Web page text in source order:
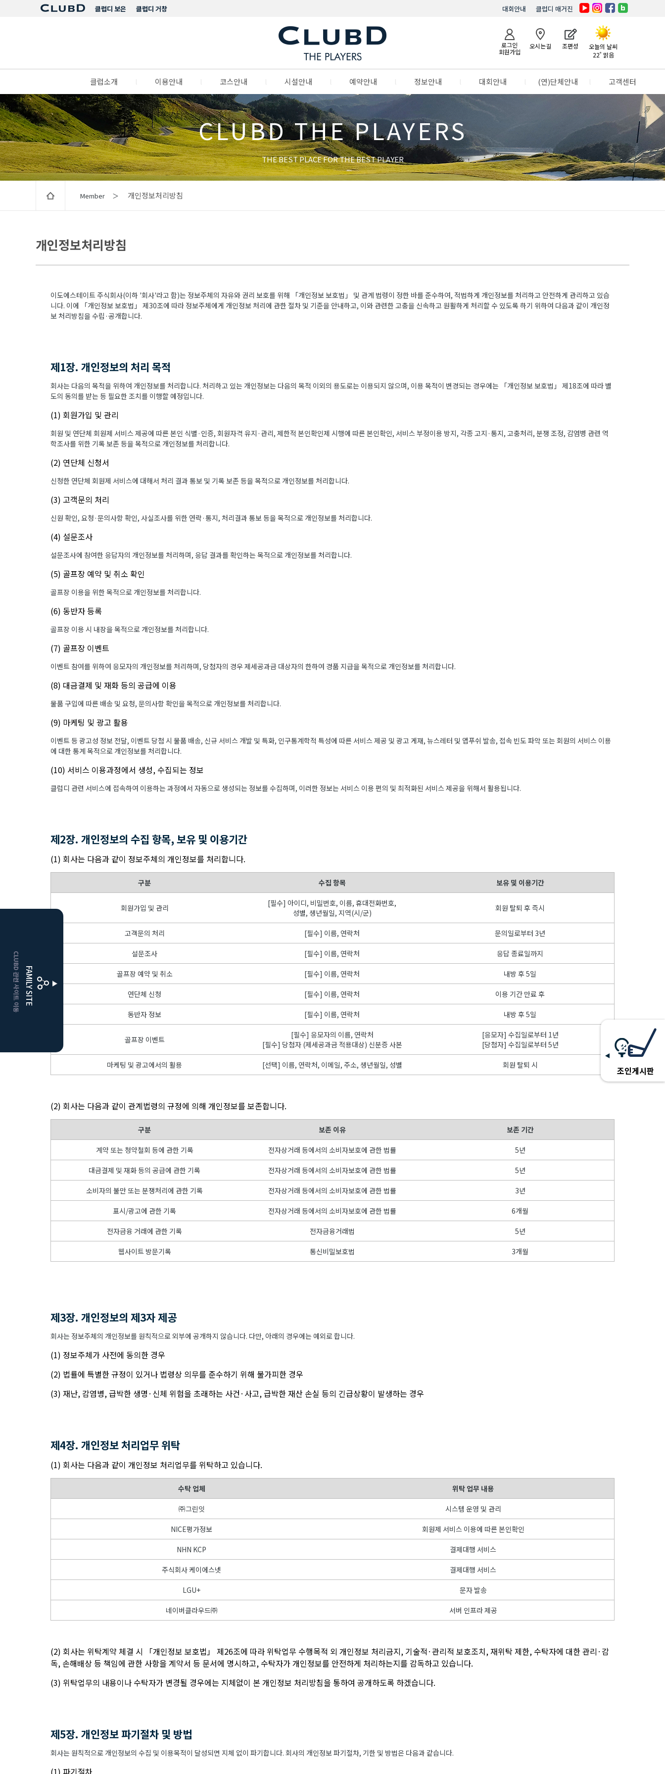
클럽디 거창
클럽디 보은 클럽디 매거진
대회안내
로그인
회원가입
오시는길 조편성
오늘의 날씨
22˚ 맑음
클럽소개 이용안내 코스안내 시설안내 예약안내 정보안내 대회안내 (연)단체안내 고객센터
CLUBD THE PLAYERS
THE BEST PLACE FOR THE BEST PLAYER
FAMILY SITE
CLUBD 관련 사이트 이동 클럽디보은
클럽디
조인게시판
Member ＞ 개인정보처리방침
개인정보처리방침
이도에스테이트 주식회사(이하 '회사'라고 함)는 정보주체의 자유와 권리 보호를 위해 「개인정보 보호법」 및 관계 법령이 정한 바를 준수하여, 적법하게 개인정보를 처리하고 안전하게 관리하고 있습
니다. 이에 「개인정보 보호법」 제30조에 따라 정보주체에게 개인정보 처리에 관한 절차 및 기준을 안내하고, 이와 관련한 고충을 신속하고 원활하게 처리할 수 있도록 하기 위하여 다음과 같이 개인정
보 처리방침을 수립·공개합니다.
제1장. 개인정보의 처리 목적
회사는 다음의 목적을 위하여 개인정보를 처리합니다. 처리하고 있는 개인정보는 다음의 목적 이외의 용도로는 이용되지 않으며, 이용 목적이 변경되는 경우에는 「개인정보 보호법」 제18조에 따라 별
도의 동의를 받는 등 필요한 조치를 이행할 예정입니다.
(1) 회원가입 및 관리
회원 및 연단체 회원제 서비스 제공에 따른 본인 식별·인증, 회원자격 유지·관리, 제한적 본인확인제 시행에 따른 본인확인, 서비스 부정이용 방지, 각종 고지·통지, 고충처리, 분쟁 조정, 감염병 관련 역
학조사를 위한 기록 보존 등을 목적으로 개인정보를 처리합니다.
(2) 연단체 신청서
신청한 연단체 회원제 서비스에 대해서 처리 결과 통보 및 기록 보존 등을 목적으로 개인정보를 처리합니다.
(3) 고객문의 처리
신원 확인, 요청·문의사항 확인, 사실조사를 위한 연락·통지, 처리결과 통보 등을 목적으로 개인정보를 처리합니다.
(4) 설문조사
설문조사에 참여한 응답자의 개인정보를 처리하며, 응답 결과를 확인하는 목적으로 개인정보를 처리합니다.
(5) 골프장 예약 및 취소 확인
골프장 이용을 위한 목적으로 개인정보를 처리합니다.
(6) 동반자 등록
골프장 이용 시 내장을 목적으로 개인정보를 처리합니다.
(7) 골프장 이벤트
이벤트 참여를 위하여 응모자의 개인정보를 처리하며, 당첨자의 경우 제세공과금 대상자의 한하여 경품 지급을 목적으로 개인정보를 처리합니다.
(8) 대금결제 및 재화 등의 공급에 이용
물품 구입에 따른 배송 및 요청, 문의사항 확인을 목적으로 개인정보를 처리합니다.
(9) 마케팅 및 광고 활용
이벤트 등 광고성 정보 전달, 이벤트 당첨 시 물품 배송, 신규 서비스 개발 및 특화, 인구통계학적 특성에 따른 서비스 제공 및 광고 게재, 뉴스레터 및 앱푸쉬 발송, 접속 빈도 파악 또는 회원의 서비스 이용
에 대한 통계 목적으로 개인정보를 처리합니다.
(10) 서비스 이용과정에서 생성, 수집되는 정보
클럽디 관련 서비스에 접속하여 이용하는 과정에서 자동으로 생성되는 정보를 수집하며, 이러한 정보는 서비스 이용 편의 및 최적화된 서비스 제공을 위해서 활용됩니다.
제2장. 개인정보의 수집 항목, 보유 및 이용기간
(1) 회사는 다음과 같이 정보주체의 개인정보를 처리합니다.
구분 수집 항목 보유 및 이용기간
회원가입 및 관리
[필수] 아이디, 비밀번호, 이름, 휴대전화번호,
성별, 생년월일, 지역(시/군)
회원 탈퇴 후 즉시
고객문의 처리 [필수] 이름, 연락처 문의일로부터 3년
설문조사 [필수] 이름, 연락처 응답 종료일까지
골프장 예약 및 취소 [필수] 이름, 연락처 내방 후 5일
연단체 신청 [필수] 이름, 연락처 이용 기간 만료 후
동반자 정보 [필수] 이름, 연락처 내방 후 5일
골프장 이벤트
[필수] 응모자의 이름, 연락처
[필수] 당첨자 (제세공과금 적용대상) 신분증 사본
[응모자] 수집일로부터 1년
[당첨자] 수집일로부터 5년
마케팅 및 광고에서의 활용 [선택] 이름, 연락처, 이메일, 주소, 생년월일, 성별 회원 탈퇴 시
(2) 회사는 다음과 같이 관계법령의 규정에 의해 개인정보를 보존합니다.
구분 보존 이유 보존 기간
계약 또는 청약철회 등에 관한 기록 전자상거래 등에서의 소비자보호에 관한 법률 5년
대금결제 및 재화 등의 공급에 관한 기록 전자상거래 등에서의 소비자보호에 관한 법률 5년
소비자의 불만 또는 분쟁처리에 관한 기록 전자상거래 등에서의 소비자보호에 관한 법률 3년
표시/광고에 관한 기록 전자상거래 등에서의 소비자보호에 관한 법률 6개월
전자금융 거래에 관한 기록 전자금융거래법 5년
웹사이트 방문기록 통신비밀보호법 3개월
제3장. 개인정보의 제3자 제공
회사는 정보주체의 개인정보를 원칙적으로 외부에 공개하지 않습니다. 다만, 아래의 경우에는 예외로 합니다.
(1) 정보주체가 사전에 동의한 경우
(2) 법률에 특별한 규정이 있거나 법령상 의무를 준수하기 위해 불가피한 경우
(3) 재난, 감염병, 급박한 생명·신체 위험을 초래하는 사건·사고, 급박한 재산 손실 등의 긴급상황이 발생하는 경우
제4장. 개인정보 처리업무 위탁
(1) 회사는 다음과 같이 개인정보 처리업무를 위탁하고 있습니다.
수탁 업체 위탁 업무 내용
㈜그린잇 시스템 운영 및 관리
NICE평가정보 회원제 서비스 이용에 따른 본인확인
NHN KCP 결제대행 서비스
주식회사 케이에스넷 결제대행 서비스
LGU+ 문자 발송
네이버클라우드㈜ 서버 인프라 제공
(2) 회사는 위탁계약 체결 시 「개인정보 보호법」 제26조에 따라 위탁업무 수행목적 외 개인정보 처리금지, 기술적·관리적 보호조치, 재위탁 제한, 수탁자에 대한 관리·감
독, 손해배상 등 책임에 관한 사항을 계약서 등 문서에 명시하고, 수탁자가 개인정보를 안전하게 처리하는지를 감독하고 있습니다.
(3) 위탁업무의 내용이나 수탁자가 변경될 경우에는 지체없이 본 개인정보 처리방침을 통하여 공개하도록 하겠습니다.
제5장. 개인정보 파기절차 및 방법
회사는 원칙적으로 개인정보의 수집 및 이용목적이 달성되면 지체 없이 파기합니다. 회사의 개인정보 파기절차, 기한 및 방법은 다음과 같습니다.
(1) 파기절차